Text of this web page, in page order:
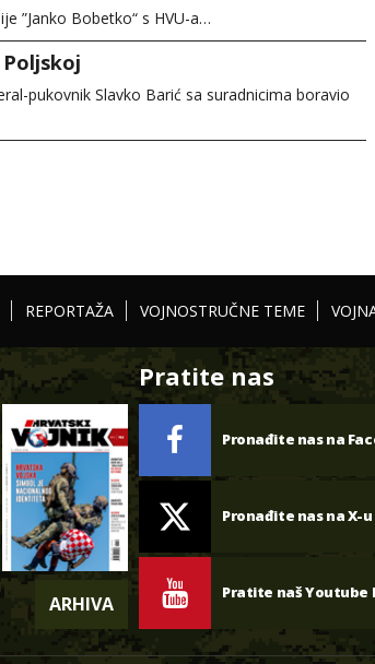
”Janko Bobetko“ s HVU-a…
pukovnik Slavko Barić sa suradnicima boravio
REPORTAŽA VOJNOSTRUČNE TEME
ARHIVA
Pratite nas
Pronađite nas na
Pronađite nas na X-u
Pratite naš Youtube